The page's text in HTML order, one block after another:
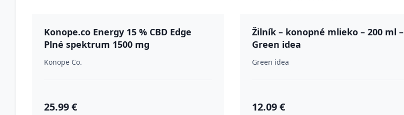
Konope.co Energy 15 % CBD Edge
Plné spektrum 1500 mg
Konope Co.
25.99 €
Žilník – konopné mlieko – 200 ml –
Green idea
Green idea
12.09 €